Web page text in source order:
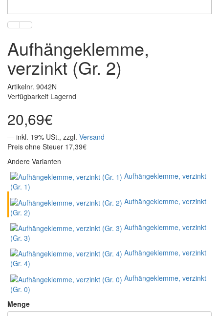
Aufhängeklemme,
verzinkt (Gr. 2)
Artikelnr. 9042N
Verfügbarkeit Lagernd
20,69€
— inkl. 19% USt., zzgl. Versand
Preis ohne Steuer 17,39€
Andere Varianten
Aufhängeklemme, verzinkt
(Gr. 1)
Aufhängeklemme, verzinkt
(Gr. 2)
Aufhängeklemme, verzinkt
(Gr. 3)
Aufhängeklemme, verzinkt
(Gr. 4)
Aufhängeklemme, verzinkt
(Gr. 0)
Menge